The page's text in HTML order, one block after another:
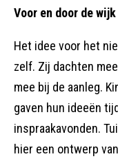
Voor en door de wijk
Het idee voor het
zelf. Zij dachten
mee bij de aanleg.
gaven hun ideeën
inspraakavonden.
hier een ontwerp